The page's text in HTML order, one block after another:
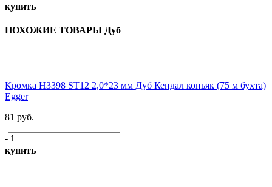
купить
ПОХОЖИЕ ТОВАРЫ Дуб
Кромка H3398 ST12 2,0*23 мм Дуб Кендал коньяк (75 м бухта)
Egger
81 руб.
-
+
купить